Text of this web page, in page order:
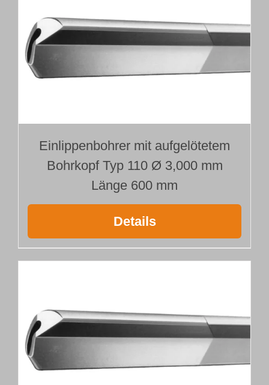
Einlippenbohrer mit aufgelötetem
Bohrkopf Typ 110 Ø 3,000 mm
Länge 600 mm
Details